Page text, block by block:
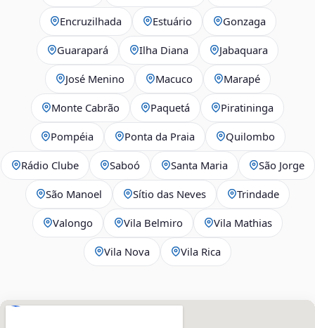
Encruzilhada Estuário Gonzaga
Guarapará Ilha Diana Jabaquara
José Menino Macuco Marapé
Monte Cabrão Paquetá Piratininga
Pompéia Ponta da Praia Quilombo
Rádio Clube Saboó Santa Maria São Jorge
São Manoel Sítio das Neves Trindade
Valongo Vila Belmiro Vila Mathias
Vila Nova Vila Rica